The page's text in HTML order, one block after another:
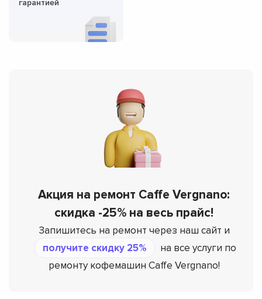
гарантией
Акция на ремонт Caffe Vergnano:
скидка -25% на весь прайс!
Запишитесь на ремонт через наш сайт и
получите скидку 25%
на все услуги по
ремонту кофемашин Caffe Vergnano!